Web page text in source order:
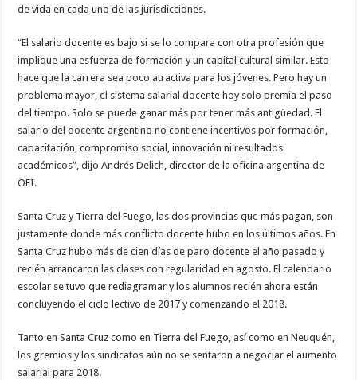
de vida en cada uno de las jurisdicciones.
“El salario docente es bajo si se lo compara con otra profesión que
implique una esfuerza de formación y un capital cultural similar. Esto
hace que la carrera sea poco atractiva para los jóvenes. Pero hay un
problema mayor, el sistema salarial docente hoy solo premia el paso
del tiempo. Solo se puede ganar más por tener más antigüedad. El
salario del docente argentino no contiene incentivos por formación,
capacitación, compromiso social, innovación ni resultados
académicos”, dijo Andrés Delich, director de la oficina argentina de
OEI.
Santa Cruz y Tierra del Fuego, las dos provincias que más pagan, son
justamente donde más conflicto docente hubo en los últimos años. En
Santa Cruz hubo más de cien días de paro docente el año pasado y
recién arrancaron las clases con regularidad en agosto. El calendario
escolar se tuvo que rediagramar y los alumnos recién ahora están
concluyendo el ciclo lectivo de 2017 y comenzando el 2018.
Tanto en Santa Cruz como en Tierra del Fuego, así como en Neuquén,
los gremios y los sindicatos aún no se sentaron a negociar el aumento
salarial para 2018.